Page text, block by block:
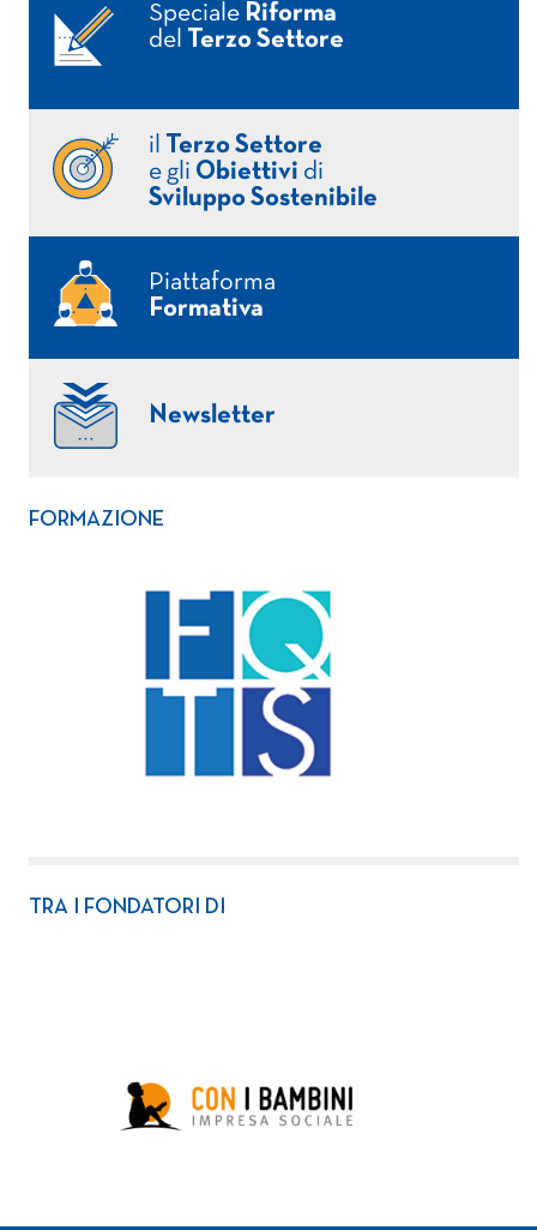
Speciale Riforma
del
Terzo Settore
il
Terzo Settore
e gli Obiettivi di
Sviluppo Sostenibile
Piattaforma
Formativa
Newsletter
FORMAZIONE
TRA I FONDATORI DI